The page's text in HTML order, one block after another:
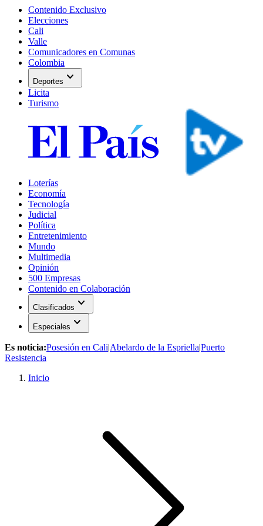
Contenido Exclusivo
Elecciones
Cali
Valle
Comunicadores en Comunas
Colombia
Deportes expand_more
Licita
Turismo
Loterías
Economía
Tecnología
Judicial
Política
Entretenimiento
Mundo
Multimedia
Opinión
500 Empresas
Contenido en Colaboración
Clasificados expand_more
Especiales expand_more
Es noticia:Posesión en Cali|Abelardo de la Espriella|Puerto
Resistencia
Inicio